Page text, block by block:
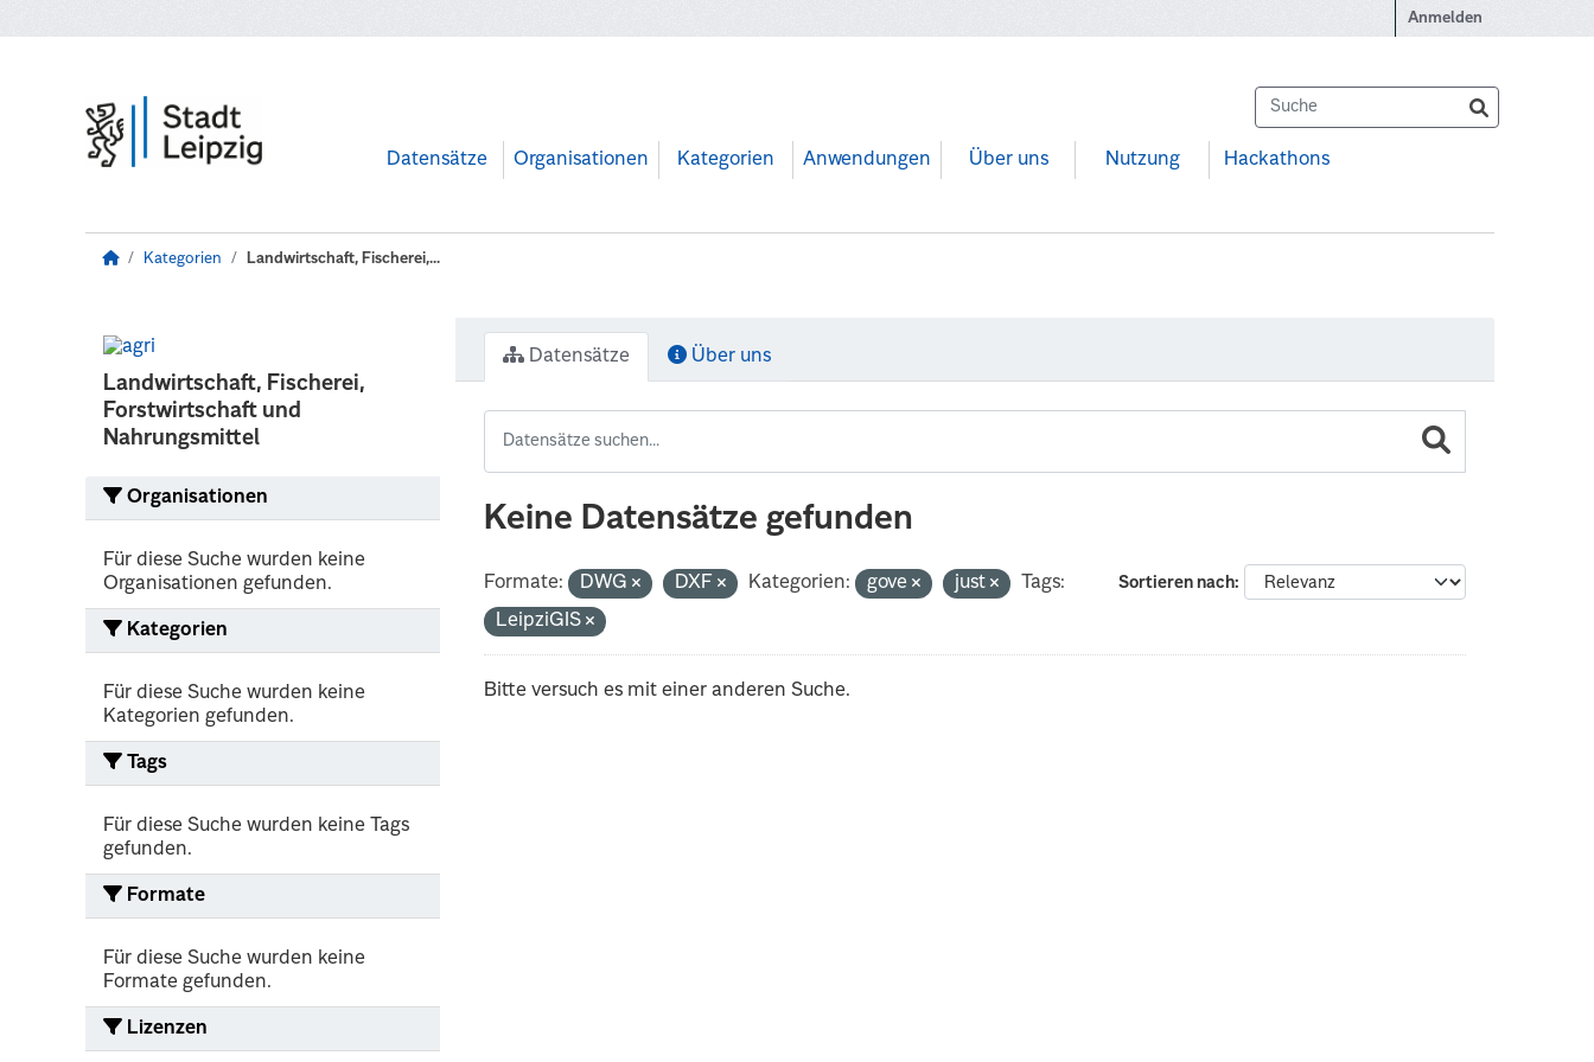
Anmelden
Datensätze Organisationen Kategorien Anwendungen Über uns Nutzung Hackathons
Kategorien Landwirtschaft, Fischerei,...
Landwirtschaft, Fischerei,
Forstwirtschaft und
Nahrungsmittel
Organisationen
Für diese Suche wurden keine
Organisationen gefunden.
Kategorien
Für diese Suche wurden keine
Kategorien gefunden.
Tags
Für diese Suche wurden keine Tags
gefunden.
Formate
Für diese Suche wurden keine
Formate gefunden.
Lizenzen
Datensätze Über uns
Keine Datensätze gefunden
Sortieren nach
Formate: DWG DXF Kategorien: gove just
Tags:
LeipziGIS
Bitte versuch es mit einer anderen Suche.